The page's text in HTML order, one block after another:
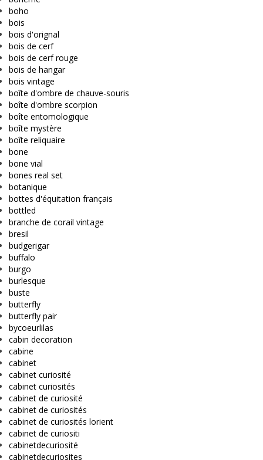
boho
bois
bois d'orignal
bois de cerf
bois de cerf rouge
bois de hangar
bois vintage
boîte d'ombre de chauve-souris
boîte d'ombre scorpion
boîte entomologique
boîte mystère
boîte reliquaire
bone
bone vial
bones real set
botanique
bottes d'équitation français
bottled
branche de corail vintage
bresil
budgerigar
buffalo
burgo
burlesque
buste
butterfly
butterfly pair
bycoeurlilas
cabin decoration
cabine
cabinet
cabinet curiosité
cabinet curiosités
cabinet de curiosité
cabinet de curiosités
cabinet de curiosités lorient
cabinet de curiositi
cabinetdecuriosité
cabinetdecuriosites